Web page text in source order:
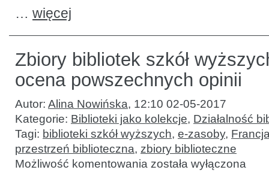
… więcej
Zbiory bibliotek szkół
ocena powszechnych opinii
Autor: Alina Nowińska, 12:10 02-05-2017
Kategorie: Biblioteki jako kolekcje, Działalność
Tagi: biblioteki szkół wyższych, e-zasoby,
przestrzeń biblioteczna, zbiory biblioteczne
Możliwość komentowania Zbiory
bibliotek
została wyłączona